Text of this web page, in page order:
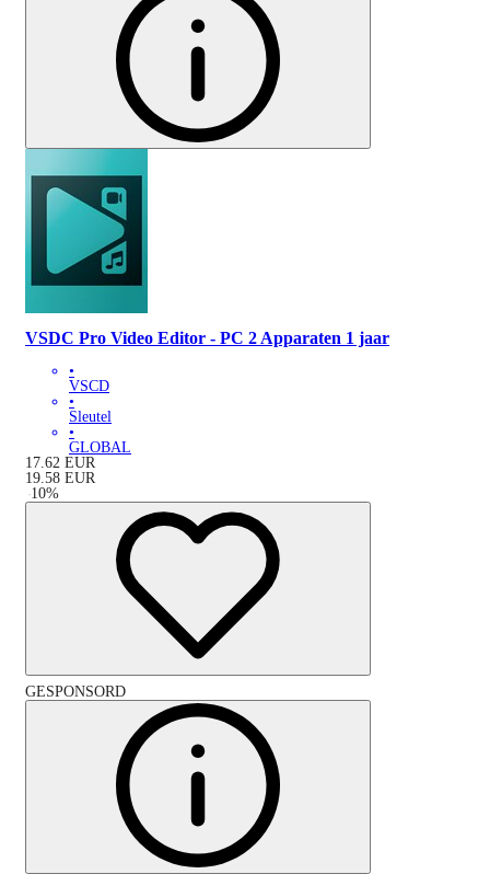
VSDC Pro Video Editor - PC 2 Apparaten 1 jaar
•
VSCD
•
Sleutel
•
GLOBAL
17.62 EUR
19.58 EUR
-10%
GESPONSORD